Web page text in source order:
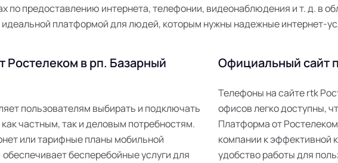
по предоставлению интернета, телефонии, видеонаблюдения и т. д. в
платформой для людей, которым нужны надежные интернет-
в рп. Базарный
пользователям выбирать и подключать
частным, так и деловым потребностям.
или тарифные планы мобильной
бесперебойные услуги для
Официальный сайт
Телефоны на сайте rtk
офисов легко доступны,
Платформа от
компании к эффективной
удобство работы для